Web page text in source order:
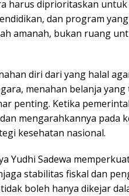
harus diprioritaskan
dan program
amanah, bukan ruang
diri dari yang halal
menahan belanja
penting. Ketika
mengarahkannya pada
kesehatan nasional.
Yudhi Sadewa
stabilitas fiskal dan
boleh hanya dikejar